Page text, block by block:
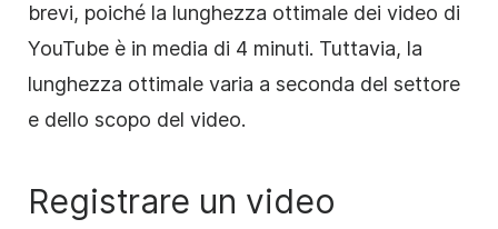
brevi, poiché la lunghezza ottimale dei video di
YouTube è in media di 4 minuti. Tuttavia, la
lunghezza ottimale varia a seconda del settore
e dello scopo del video.
Registrare un video